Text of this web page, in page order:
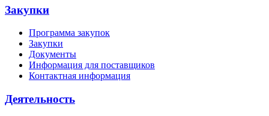
Закупки
Программа закупок
Закупки
Документы
Информация для поставщиков
Контактная информация
Деятельность